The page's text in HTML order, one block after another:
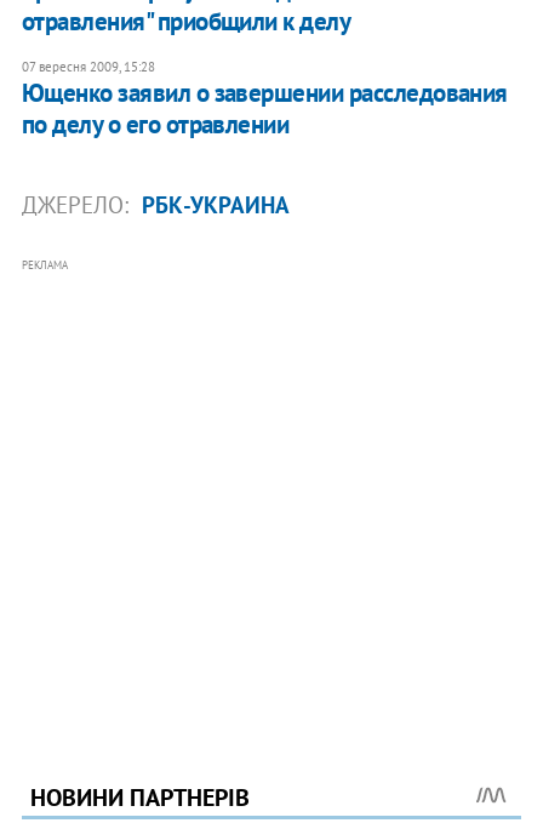
отравления" приобщили к делу
07 вересня 2009, 15:28
Ющенко заявил о завершении расследования
по делу о его отравлении
ДЖЕРЕЛО: РБК-УКРАИНА
РЕКЛАМА